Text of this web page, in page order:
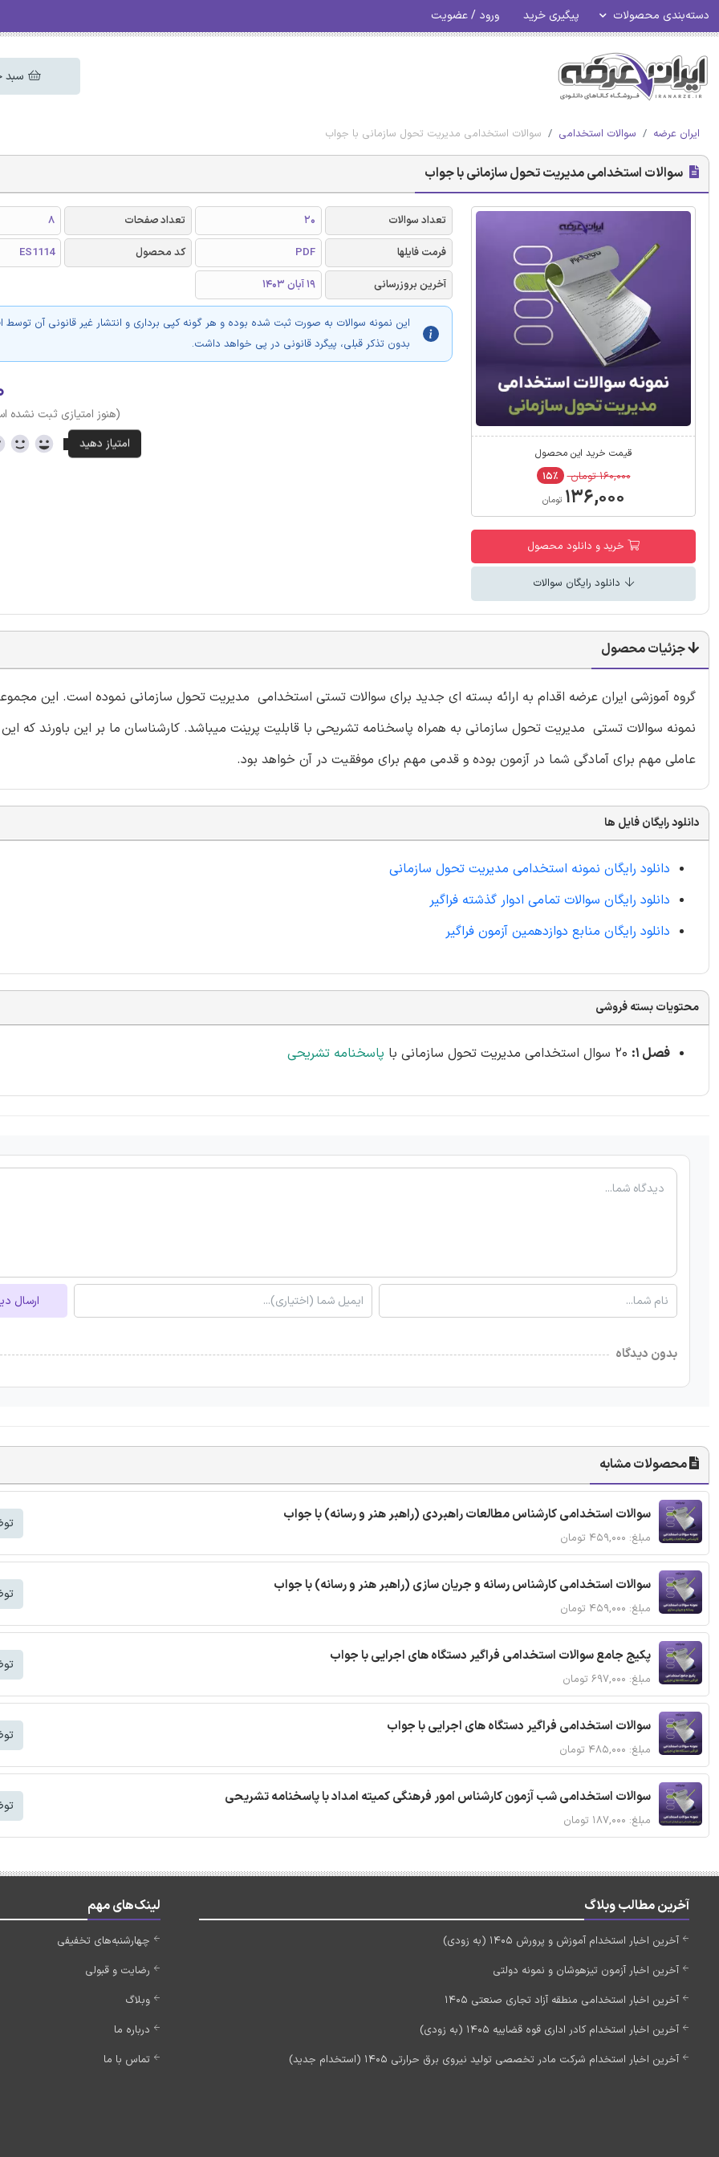
دسته‌بندی محصولات پیگیری خرید ورود / عضویت
سبد
ایران عرضه سوالات استخدامی سوالات استخدامی مدیریت تحول سازمانی با جواب
سوالات استخدامی مدیریت تحول سازمانی با جواب
قیمت خرید این محصول
۱۶۰,۰۰۰ تومان ۱۵٪
۱۳۶,۰۰۰ تومان
خرید و دانلود محصول
دانلود رایگان سوالات
تعداد سوالات 20 تعداد صفحات
8
فرمت فایلها
PDF کد محصول
ES1114
آخرین بروزرسانی
19 آبان 1403
این نمونه سوالات به صورت ثبت شده بوده و هر گونه کپی برداری و انتشار غیر قانونی آن توسط
بدون تذکر قبلی، پیگرد قانونی در پی خواهد داشت.
(هنوز امتیازی ثبت نشده
جزئیات محصول
گروه آموزشی ایران عرضه اقدام به ارائه بسته ای جدید برای سوالات تستی استخدامی مدیریت تحول سازمانی نموده است. این
نمونه سوالات تستی مدیریت تحول سازمانی به همراه پاسخنامه تشریحی با قابلیت پرینت میباشد. کارشناسان ما بر این باورند که
عاملی مهم برای آمادگی شما در آزمون بوده و قدمی مهم برای موفقیت در آن خواهد بود.
دانلود رایگان فایل ها
دانلود رایگان نمونه استخدامی مدیریت تحول سازمانی
دانلود رایگان سوالات تمامی ادوار گذشته فراگیر
دانلود رایگان منابع دوازدهمین آزمون فراگیر
محتویات بسته فروشی
فصل 1: پاسخنامه تشریحی
ارسال
بدون دیدگاه
محصولات مشابه
سوالات استخدامی کارشناس مطالعات راهبردی (راهبر هنر و رسانه) با جواب
مبلغ: ۴۵۹,۰۰۰ تومان
سوالات استخدامی کارشناس رسانه و جریان سازی (راهبر هنر و رسانه) با جواب
مبلغ: ۴۵۹,۰۰۰ تومان
پکیج جامع سوالات استخدامی فراگیر دستگاه های اجرایی با جواب
مبلغ: ۶۹۷,۰۰۰ تومان
سوالات استخدامی فراگیر دستگاه های اجرایی با جواب
مبلغ: ۴۸۵,۰۰۰ تومان
سوالات استخدامی شب آزمون کارشناس امور فرهنگی کمیته امداد با پاسخنامه تشریحی
مبلغ: ۱۸۷,۰۰۰ تومان
آخرین مطالب وبلاگ
آخرین اخبار استخدام آموزش و پرورش 1405 (به زودی)
آخرین اخبار آزمون تیزهوشان و نمونه دولتی
آخرین اخبار استخدامی منطقه آزاد تجاری صنعتی 1405
آخرین اخبار استخدام کادر اداری قوه قضاییه 1405 (به زودی)
آخرین اخبار استخدام شرکت مادر تخصصی تولید نیروی برق حرارتی 1405 (استخدام جدید)
لینک‌های مهم
چهارشنبه‌های تخفیفی
رضایت و قبولی
وبلاگ
درباره ما
تماس با ما